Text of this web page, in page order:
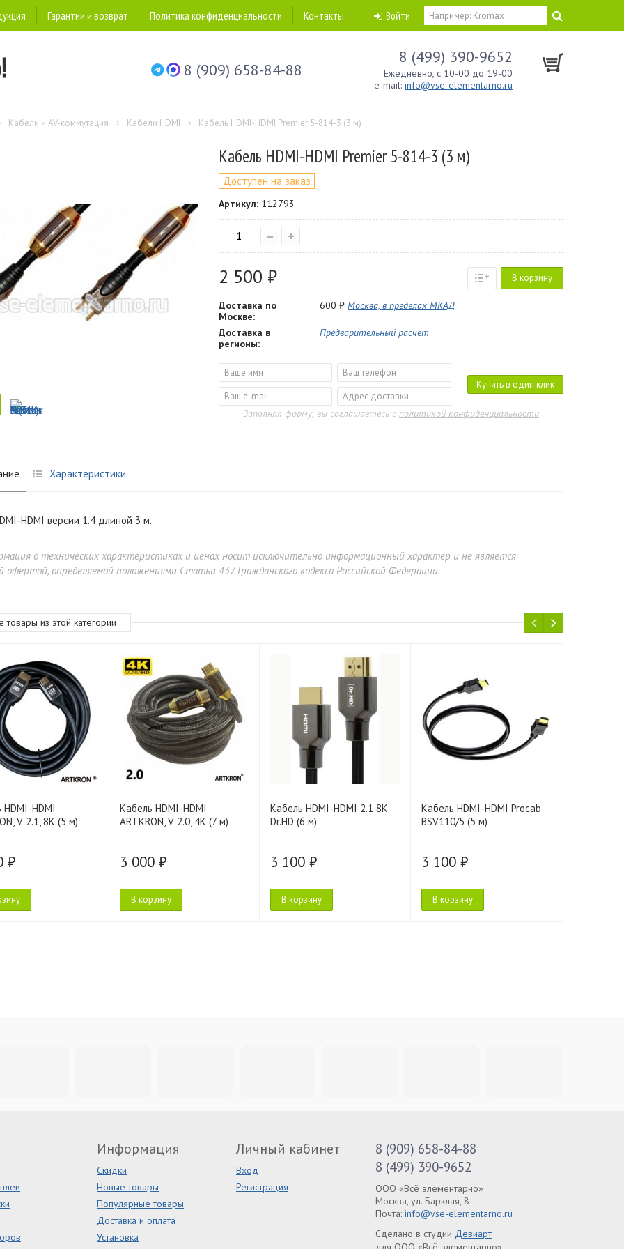
Гарантии и возврат Политика конфиденциальности Контакты Войти
8 (909) 658-84-88
8 (499) 390-9652
Ежедневно, с 10-00 до 19-00
e-mail: info@vse-elementarno.ru
Кабели и AV-коммутация Кабели HDMI Кабель HDMI-HDMI Premier 5-814-3 (3 м)
Кабель HDMI-HDMI Premier 5-814-3 (3 м)
Доступен на заказ
Артикул: 112793
– +
2 500 ₽ В корзину
Доставка по
Москве:
600 ₽ Москва, в пределах МКАД
Доставка в
регионы:
Предварительный расчет
Купить в один клик
Заполняя форму, вы соглашаетесь с политикой конфиденциальности
Характеристики
HDMI версии 1.4 длиной 3 м.
о технических характеристиках и ценах носит исключительно информационный характер и не является
офертой, определяемой положениями Статьи 437 Гражданского кодекса Российской Федерации.
товары из этой категории
HDMI-HDMI
V 2.1, 8K (5 м)
₽
Кабель HDMI-HDMI
ARTKRON, V 2.0, 4K (7 м)
3 000 ₽
В корзину
Кабель HDMI-HDMI 2.1 8K
Dr.HD (6 м)
3 100 ₽
В корзину
Кабель HDMI-HDMI Procab
BSV110/5 (5 м)
3 100 ₽
В корзину
Информация
Скидки
Новые товары
Популярные товары
Доставка и оплата
Установка
Личный кабинет
Вход
Регистрация
8 (909) 658-84-88
8 (499) 390-9652
ООО «Всё элементарно»
Москва, ул. Барклая, 8
Почта: info@vse-elementarno.ru
Сделано в студии Девиарт